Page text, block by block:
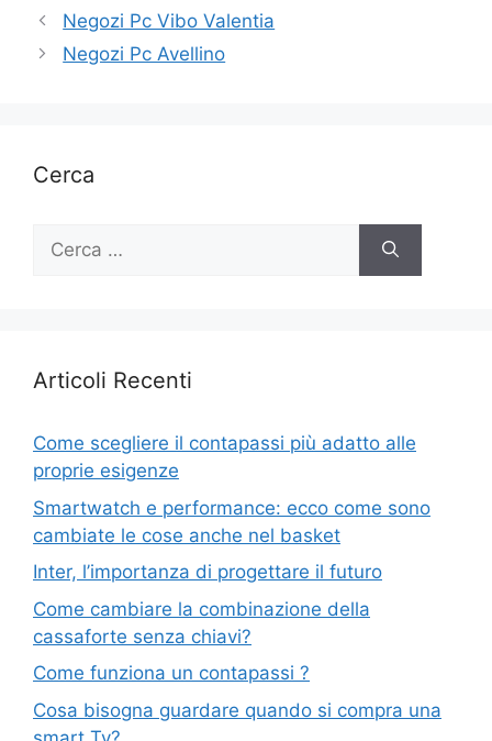
Negozi Pc Vibo Valentia
Negozi Pc Avellino
Cerca
Ricerca
Articoli Recenti
Come scegliere il contapassi più adatto alle
proprie esigenze
Smartwatch e performance: ecco come sono
cambiate le cose anche nel basket
Inter, l’importanza di progettare il futuro
Come cambiare la combinazione della
cassaforte senza chiavi?
Come funziona un contapassi ?
Cosa bisogna guardare quando si compra una